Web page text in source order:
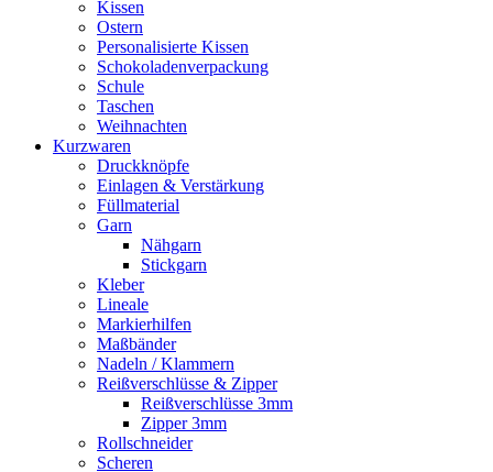
Kissen
Ostern
Personalisierte Kissen
Schokoladenverpackung
Schule
Taschen
Weihnachten
Kurzwaren
Druckknöpfe
Einlagen & Verstärkung
Füllmaterial
Garn
Nähgarn
Stickgarn
Kleber
Lineale
Markierhilfen
Maßbänder
Nadeln / Klammern
Reißverschlüsse & Zipper
Reißverschlüsse 3mm
Zipper 3mm
Rollschneider
Scheren